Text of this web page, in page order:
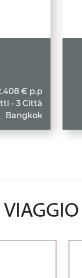
€ p.p
- 3 Città
Bangkok